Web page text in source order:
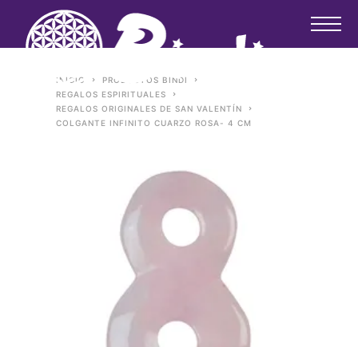
INICIO
PRODUCTOS BINDI
REGALOS ESPIRITUALES
REGALOS ORIGINALES DE SAN VALENTÍN
COLGANTE INFINITO CUARZO ROSA- 4 CM